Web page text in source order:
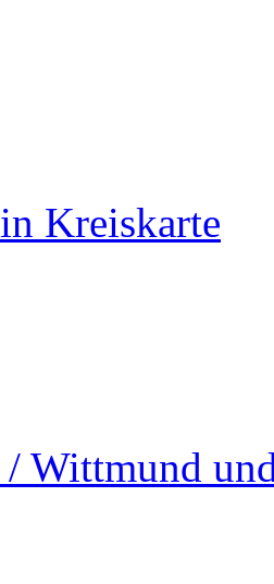
Kreiskarte
Wittmund